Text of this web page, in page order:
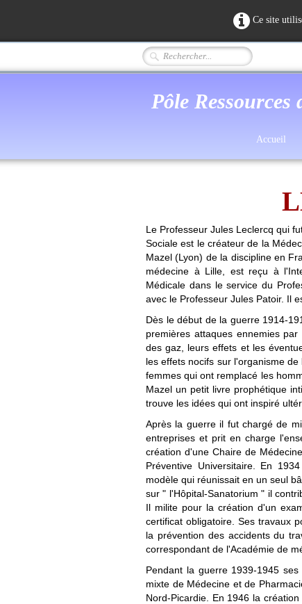
Ce site
Pôle
Accueil
Le Professeur Jules Leclercq qui
Sociale est le créateur de la
Mazel (Lyon) de la discipline en
médecine à Lille, est reçu à
Médicale dans le service du
avec le Professeur Jules Patoir. Il
Dès le début de la guerre 1914-
premières attaques ennemies
des gaz, leurs effets et les
les effets nocifs sur l'organisme
femmes qui ont remplacé les
Mazel un petit livre prophétique
trouve les idées qui ont inspiré
Après la guerre il fut chargé de
entreprises et prit en charge
création d'une Chaire de
Préventive Universitaire. En
modèle qui réunissait en un seul
sur " l'Hôpital-Sanatorium " il
Il milite pour la création d'un
certificat obligatoire. Ses travaux
la prévention des accidents du
correspondant de l'Académie de
Pendant la guerre 1939-1945
mixte de Médecine et de
Nord-Picardie. En 1946 la